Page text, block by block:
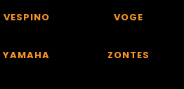
VESPINO VOGE
YAMAHA ZONTES